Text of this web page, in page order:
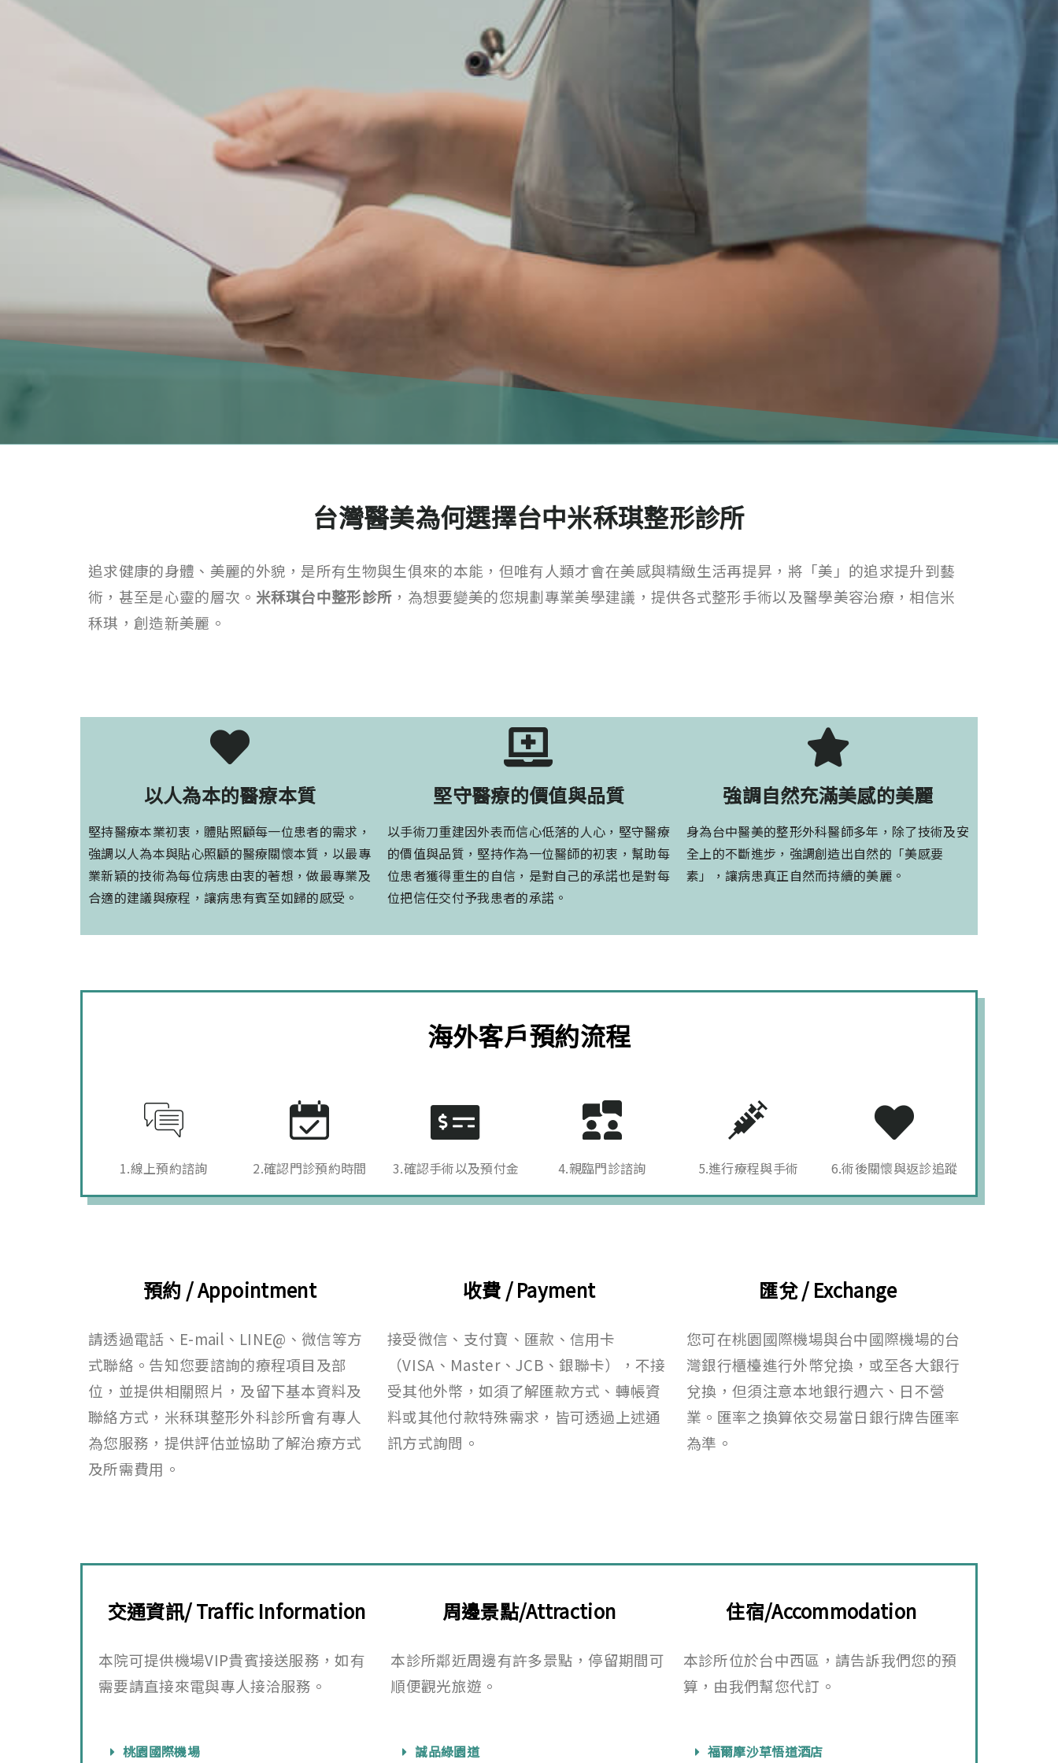
台灣醫美為何選擇台中米秝琪整形診所
追求健康的身體、美麗的外貌，是所有生物與生俱來的本能，但唯有人類才會在美感與精緻生活再提昇，將「美」的追求提升到藝
術，甚至是心靈的層次。 米秝琪台中整形診所 ，為想要變美的您規劃專業美學建議，提供各式整形手術以及醫學美容治療，相信米
秝琪，創造新美麗。
以人為本的醫療本質
堅持醫療本業初衷，體貼照顧每一位患者的需求，
強調以人為本與貼心照顧的醫療關懷本質，以最專
業新穎的技術為每位病患由衷的著想，做最專業及
合適的建議與療程，讓病患有賓至如歸的感受。
堅守醫療的價值與品質
以手術刀重建因外表而信心低落的人心，堅守醫療
的價值與品質，堅持作為一位醫師的初衷，幫助每
位患者獲得重生的自信，是對自己的承諾也是對每
位把信任交付予我患者的承諾。
強調自然充滿美感的美麗
身為台中醫美的整形外科醫師多年，除了技術及安
全上的不斷進步，強調創造出自然的「美感要
素」，讓病患真正自然而持續的美麗。
海外客戶預約流程
1.線上預約諮詢 2.確認門診預約時間 3.確認手術以及預付金 4.親臨門診諮詢 5.進行療程與手術 6.術後關懷與返診追蹤
預約 / Appointment
請透過電話、 E-mail 、 LINE@ 、微信等方
式聯絡。告知您要諮詢的療程項目及部
位，並提供相關照片，及留下基本資料及
聯絡方式，米秝琪整形外科診所會有專人
為您服務，提供評估並協助了解治療方式
及所需費用。
收費 / Payment
接受微信、支付寶、匯款、信用卡
（VISA 、 Master、JCB 、銀聯卡），不接
受其他外幣，如須了解匯款方式、轉帳資
料或其他付款特殊需求，皆可透過上述通
訊方式詢問。
匯兌 / Exchange
您可在桃園國際機場與台中國際機場的台
灣銀行櫃檯進行外幣兌換，或至各大銀行
兌換，但須注意本地銀行週六、日不營
業。匯率之換算依交易當日銀行牌告匯率
為準 。
交通資訊/ Traffic Information
本院可提供機場VIP貴賓接送服務，如有
需要請直接來電與專人接洽服務 。
桃園國際機場
周邊景點/Attraction
本診所鄰近周邊有許多景點，停留期間可
順便觀光旅遊。
誠品綠園道
住宿/Accommodation
本診所位於台中西區，請告訴我們您的預
算，由我們幫您代訂。
福爾摩沙草悟道酒店